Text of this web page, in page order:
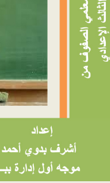
شرح استراتيجية
اعداد
موجه